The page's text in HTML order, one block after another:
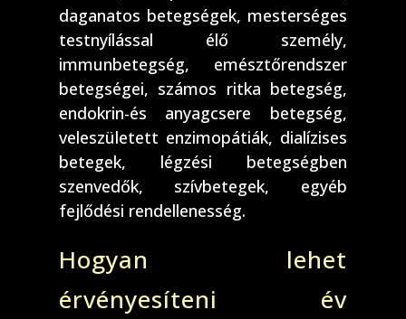
daganatos betegségek, mesterséges
testnyílással élő személy,
immunbetegség, emésztőrendszer
betegségei, számos ritka betegség,
endokrin-és anyagcsere betegség,
veleszületett enzimopátiák, dialízises
betegek, légzési betegségben
szenvedők, szívbetegek, egyéb
fejlődési rendellenesség.
Hogyan lehet
érvényesíteni év